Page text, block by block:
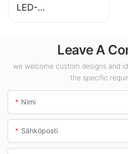
LED-
katosvalaisimien
sisätiloihin, kuten
huoltoasemille ja
alikulkutunneleihin.
Leave A
we welcome custom designs and
the specific
Nimi
Sähköposti